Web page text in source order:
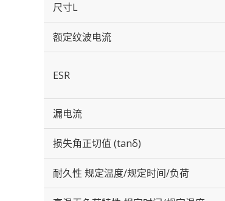
尺寸L
额定纹波电流
ESR
漏电流
损失角正切值 (tanδ)
耐久性 规定温度/规定时间/负荷